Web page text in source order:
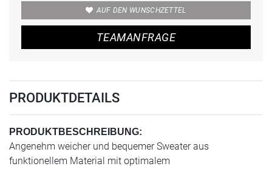
AUF DEN WUNSCHZETTEL
TEAMANFRAGE
PRODUKTDETAILS
PRODUKTBESCHREIBUNG:
Angenehm weicher und bequemer Sweater aus
funktionellem Material mit optimalem